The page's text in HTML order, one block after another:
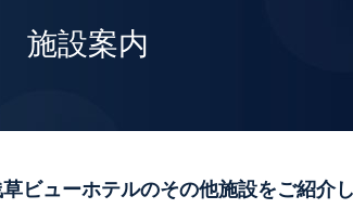
施設案内
ビューホテルのその他施設をご紹介し